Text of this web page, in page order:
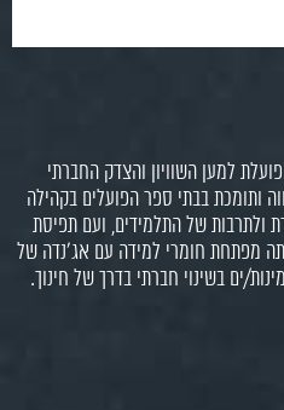
למען השוויון והצדק החברתי
ותומכת בבתי ספר הפועלים בקהילה
ולתרבות של התלמידים, ועם תפיסת
מפתחת חומרי למידה עם אג'נדה של
ים בשינוי חברתי בדרך של חינוך.